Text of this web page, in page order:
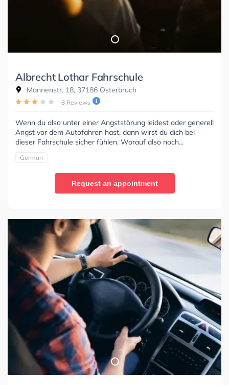
Albrecht Lothar Fahrschule
Mannenstr. 18, 37186 Osterbruch
8 Reviews
Wenn du also unter einer Angststörung leidest oder generell
Angst vor dem Autofahren hast, dann wirst du dich bei
dieser Fahrschule sicher fühlen. Worauf also noch...
German
Request an appointment